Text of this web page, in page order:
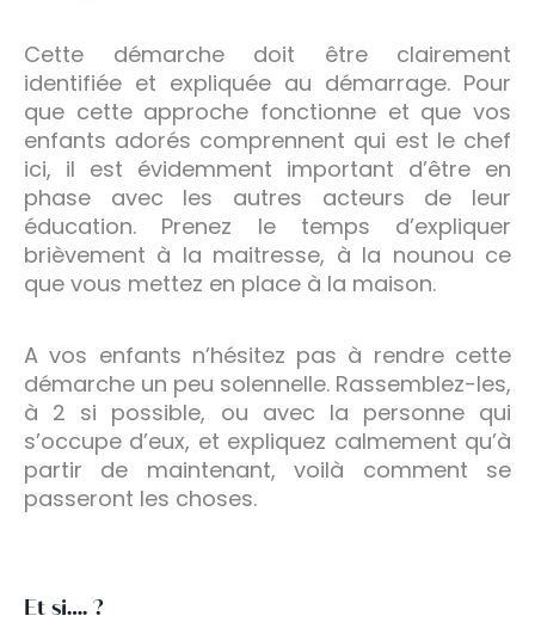
Cette démarche doit être clairement
identifiée et expliquée au démarrage. Pour
que cette approche fonctionne et que vos
enfants adorés comprennent qui est le chef
ici, il est évidemment important d’être en
phase avec les autres acteurs de leur
éducation. Prenez le temps d’expliquer
brièvement à la maitresse, à la nounou ce
que vous mettez en place à la maison.
A vos enfants n’hésitez pas à rendre cette
démarche un peu solennelle. Rassemblez-les,
à 2 si possible, ou avec la personne qui
s’occupe d’eux, et expliquez calmement qu’à
partir de maintenant, voilà comment se
passeront les choses.
Et si…. ?